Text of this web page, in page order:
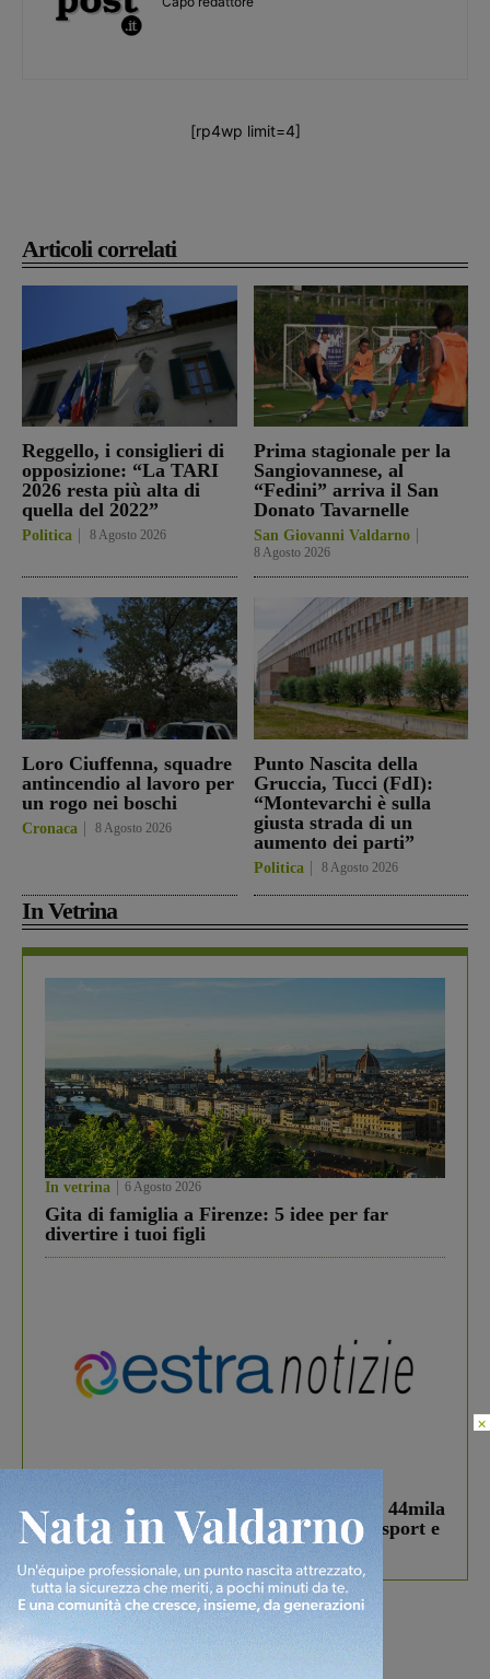
Articoli correlati
Reggello, i consiglieri di
opposizione: “La TARI
2026 resta più alta di
quella del 2022”
Politica 8 Agosto 2026
Prima stagionale per la
Sangiovannese, al
“Fedini” arriva il San
Donato Tavarnelle
San Giovanni Valdarno
8 Agosto 2026
Loro Ciuffenna, squadre
antincendio al lavoro per
un rogo nei boschi
Cronaca 8 Agosto 2026
Punto Nascita della
Gruccia, Tucci (FdI):
“Montevarchi è sulla
giusta strada di un
aumento dei parti”
Politica 8 Agosto 2026
In Vetrina
In vetrina 6 Agosto 2026
Gita di famiglia a Firenze: 5 idee per far
divertire i tuoi figli
Estra Notizie agosto: Smart Cities, oltre 44mila
studenti coinvolti, torna il bando per lo sport e
debutta il podcast Estrair
Più lette
[rp4wp limit=4]
×